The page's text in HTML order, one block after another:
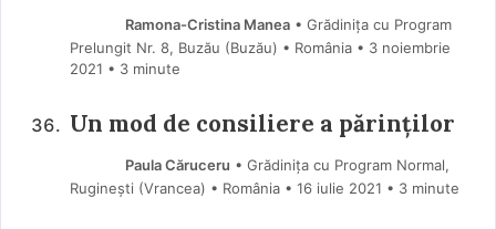
Ramona-Cristina Manea• Grădinița cu Program
Prelungit Nr. 8, Buzău (Buzău) • România
3 noiembrie
2021 • 3 minute
Un mod de consiliere a părinților
Paula Căruceru • Grădinița cu Program Normal,
Ruginești (Vrancea) • România
16 iulie 2021 • 3 minute